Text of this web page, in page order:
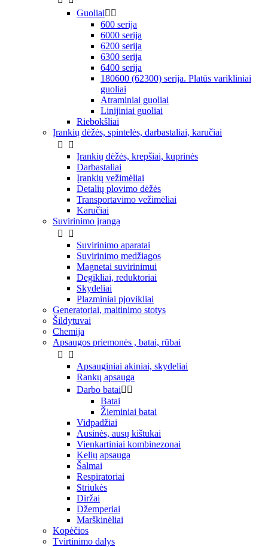
Guoliai 
600 serija
6000 serija
6200 serija
6300 serija
6400 serija
180600 (62300) serija. Platūs varikliniai
guoliai
Atraminiai guoliai
Linijiniai guoliai
Riebokšliai
Įrankių dėžės, spintelės, darbastaliai, karučiai


Įrankių dėžės, krepšiai, kuprinės
Darbastaliai
Įrankių vežimėliai
Detalių plovimo dėžės
Transportavimo vežimėliai
Karučiai
Suvirinimo įranga


Suvirinimo aparatai
Suvirinimo medžiagos
Magnetai suvirinimui
Degikliai, reduktoriai
Skydeliai
Plazminiai pjovikliai
Generatoriai, maitinimo stotys
Šildytuvai
Chemija
Apsaugos priemonės , batai, rūbai


Apsauginiai akiniai, skydeliai
Rankų apsauga
Darbo batai 
Batai
Žieminiai batai
Vidpadžiai
Ausinės, ausų kištukai
Vienkartiniai kombinezonai
Kelių apsauga
Šalmai
Respiratoriai
Striukės
Diržai
Džemperiai
Marškinėliai
Kopėčios
Tvirtinimo dalys